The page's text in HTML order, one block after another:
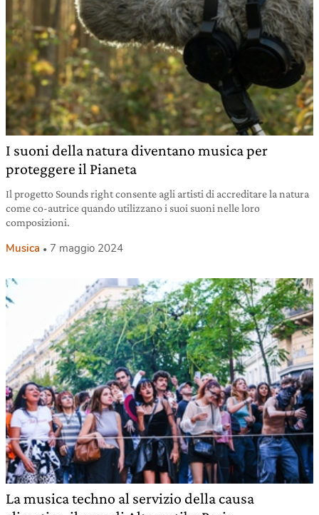
I suoni della natura diventano musica per
proteggere il Pianeta
Il progetto Sounds right consente agli artisti di accreditare la natura
come co-autrice quando utilizzano i suoi suoni nelle loro
composizioni.
Musica 7 maggio 2024
La musica techno al servizio della causa